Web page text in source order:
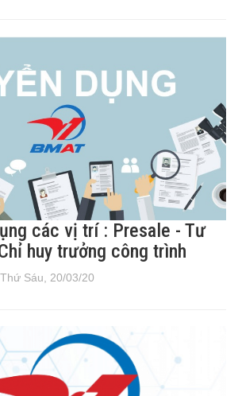
các vị trí : Presale - Tư
huy trưởng công trình
Thứ Sáu, 20/03/20